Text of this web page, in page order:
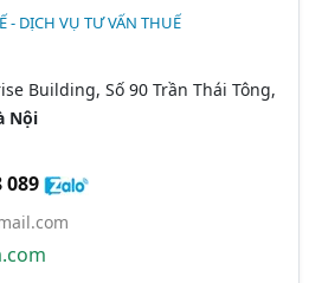
- DỊCH VỤ TƯ VẤN THUẾ
Building, Số 90 Trần Thái Tông,
Nội
089